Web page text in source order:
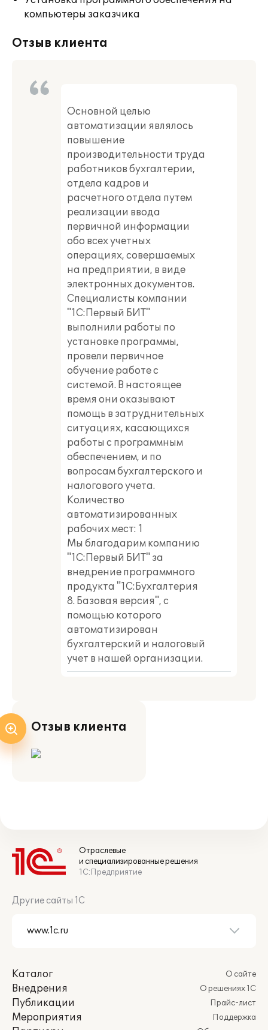
компьютеры заказчика
Отзыв клиента
Основной целью
автоматизации являлось
повышение
производительности труда
работников бухгалтерии,
отдела кадров и
расчетного отдела путем
реализации ввода
первичной информации
обо всех учетных
операциях, совершаемых
на предприятии, в виде
электронных документов.
Специалисты компании
"1С:Первый БИТ"
выполнили работы по
установке программы,
провели первичное
обучение работе с
системой. В настоящее
время они оказывают
помощь в затруднительных
ситуациях, касающихся
работы с программным
обеспечением, и по
вопросам бухгалтерского и
налогового учета.
Количество
автоматизированных
рабочих мест: 1
Мы благодарим компанию
"1С:Первый БИТ" за
внедрение программного
продукта "1С:Бухгалтерия
8. Базовая версия", с
помощью которого
автоматизирован
бухгалтерский и налоговый
учет в нашей организации.
Отзыв клиента
Отраслевые
и специализированные решения
1С:Предприятие
Другие сайты 1С
Каталог
Внедрения
Публикации
Мероприятия
О сайте
О решениях 1С
Прайс-лист
Поддержка